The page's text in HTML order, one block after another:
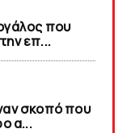
που
επ...
σκοπό που
α...